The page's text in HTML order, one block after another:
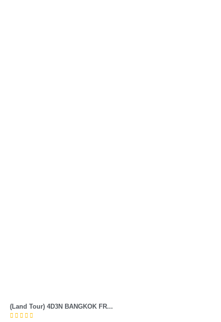
(Land Tour) 4D3N BANGKOK FR...
    